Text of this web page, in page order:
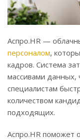
Аспро.HR —
персоналом,
кадров. Система
массивами данных,
специалистам
количеством
подходящих.
Аспро.HR поможет